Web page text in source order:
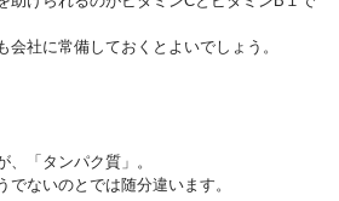
社に常備しておくとよいでしょう。
「タンパク質」。
ないのとでは随分違います。